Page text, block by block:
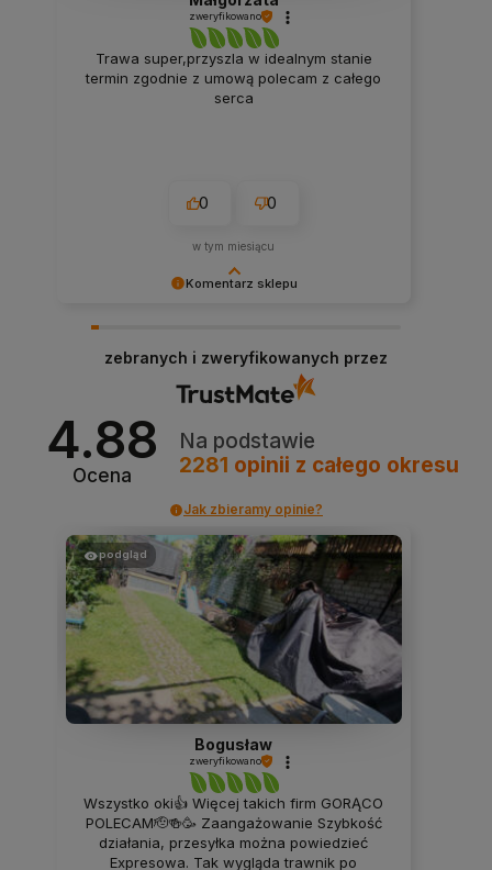
Komentarz sklepu
jakość naszych usług. Mamy nadzieję, że już
teraz sprostaliśmy Twoim wymaganiom i wrócisz
do nas ponownie.
zweryfikowano
Trawa super,przyszla w idealnym stanie
termin zgodnie z umową polecam z całego
serca
0 0
w tym miesiącu
zebranych i zweryfikowanych przez
4.88
Ocena
Na podstawie
2281 opinii z całego okresu
Jak zbieramy opinie?
podgląd
Bogusław
zweryfikowano
Wszystko oki👍 Więcej takich firm GORĄCO
POLECAM🫡🍻🥳 Zaangażowanie Szybkość
działania, przesyłka można powiedzieć
Expresowa. Tak wygląda trawnik po